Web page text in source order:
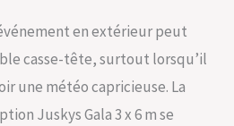
en extérieur peut
casse-tête, surtout lorsqu’il
une météo capricieuse. La
Juskys Gala 3 x 6 m se